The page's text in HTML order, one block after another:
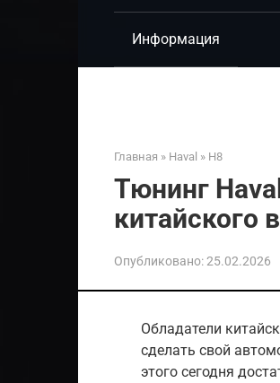
Информация
Главная » Haval » H8
Тюнинг
китайского
Опубликовано:25.02.2026
Обладатели
сделать свой
этого сегодня